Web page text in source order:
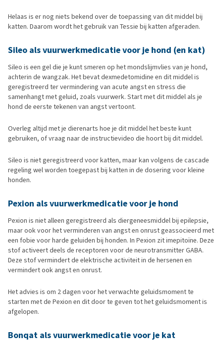
Helaas is er nog niets bekend over de toepassing van dit middel bij
katten. Daarom wordt het gebruik van Tessie bij katten afgeraden.
Sileo als vuurwerkmedicatie voor je hond (en kat)
Sileo is een gel die je kunt smeren op het mondslijmvlies van je hond,
achterin de wangzak. Het bevat dexmedetomidine en dit middel is
geregistreerd ter vermindering van acute angst en stress die
samenhangt met geluid, zoals vuurwerk. Start met dit middel als je
hond de eerste tekenen van angst vertoont.
Overleg altijd met je dierenarts hoe je dit middel het beste kunt
gebruiken, of vraag naar de instructievideo die hoort bij dit middel.
Sileo is niet geregistreerd voor katten, maar kan volgens de cascade
regeling wel worden toegepast bij katten in de dosering voor kleine
honden.
Pexion als vuurwerkmedicatie voor je hond
Pexion is niet alleen geregistreerd als diergeneesmiddel bij epilepsie,
maar ook voor het verminderen van angst en onrust geassocieerd met
een fobie voor harde geluiden bij honden. In Pexion zit imepitoïne. Deze
stof activeert deels de receptoren voor de neurotransmitter GABA.
Deze stof vermindert de elektrische activiteit in de hersenen en
vermindert ook angst en onrust.
Het advies is om 2 dagen voor het verwachte geluidsmoment te
starten met de Pexion en dit door te geven tot het geluidsmoment is
afgelopen.
Bonqat als vuurwerkmedicatie voor je kat